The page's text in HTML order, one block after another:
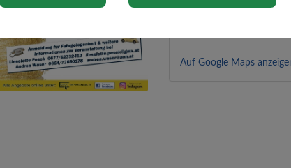
Auf Google Maps